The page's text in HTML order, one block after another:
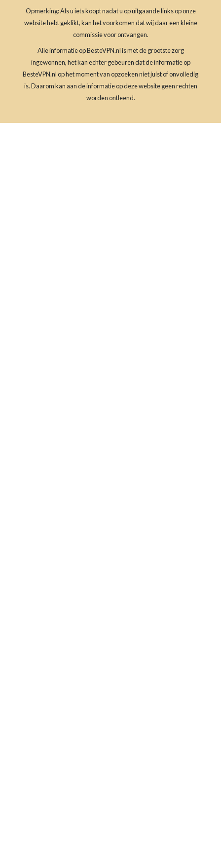
Opmerking: Als u iets koopt nadat u op uitgaande links op onze
website hebt geklikt, kan het voorkomen dat wij daar een kleine
commissie voor ontvangen.
Alle informatie op BesteVPN.nl is met de grootste zorg
ingewonnen, het kan echter gebeuren dat de informatie op
BesteVPN.nl op het moment van opzoeken niet juist of onvolledig
is. Daarom kan aan de informatie op deze website geen rechten
worden ontleend.